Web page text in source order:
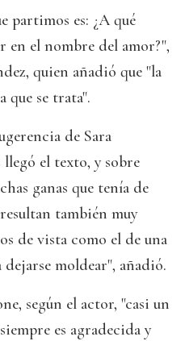
partimos es: ¿A qué
en el nombre del amor?",
quien añadió que "la
que se trata".
de Sara
llegó el texto, y sobre
ganas que tenía de
también muy
de vista como el de una
dejarse moldear", añadió.
según el actor, "casi un
es agradecida y